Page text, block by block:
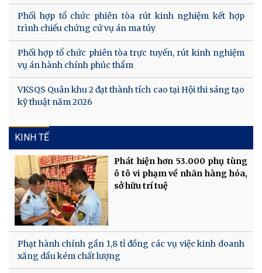
Phối hợp tổ chức phiên tòa rút kinh nghiệm kết hợp
trình chiếu chứng cứ vụ án ma túy
Phối hợp tổ chức phiên tòa trực tuyến, rút kinh nghiệm
vụ án hành chính phúc thẩm
VKSQS Quân khu 2 đạt thành tích cao tại Hội thi sáng tạo
kỹ thuật năm 2026
KINH TẾ
Phát hiện hơn 53.000 phụ tùng
ô tô vi phạm về nhãn hàng hóa,
sở hữu trí tuệ
Phạt hành chính gần 1,8 tỉ đồng các vụ việc kinh doanh
xăng dầu kém chất lượng